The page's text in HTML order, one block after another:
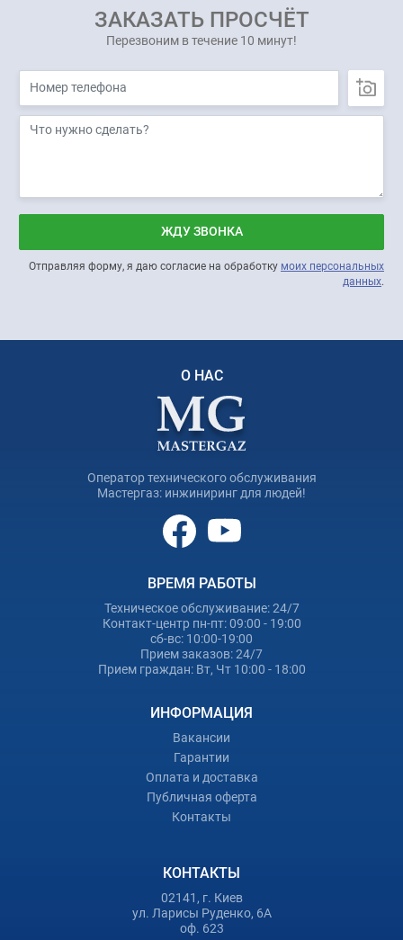
ЗАКАЗАТЬ ПРОСЧЁТ
Перезвоним в течение 10 минут!
ЖДУ ЗВОНКА
Отправляя форму, я даю согласие на обработку моих персональных
данных.
О НАС
Оператор технического обслуживания
Мастергаз: инжиниринг для людей!
ВРЕМЯ РАБОТЫ
Техническое обслуживание: 24/7
Контакт-центр пн-пт: 09:00 - 19:00
сб-вс: 10:00-19:00
Прием заказов: 24/7
Прием граждан: Вт, Чт 10:00 - 18:00
ИНФОРМАЦИЯ
Вакансии
Гарантии
Оплата и доставка
Публичная оферта
Контакты
КОНТАКТЫ
02141, г. Киев
ул. Ларисы Руденко, 6А
оф. 623